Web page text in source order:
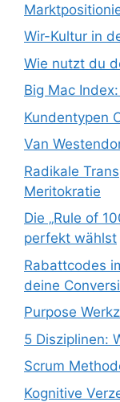
Wir-Kultur in
Wie nutzt du
Big Mac
Kundentypen
Van
Radikale
Meritokratie
Die „Rule of
perfekt wählst
Rabattcodes
deine
Purpose
5 Disziplinen:
Scrum
Kognitive